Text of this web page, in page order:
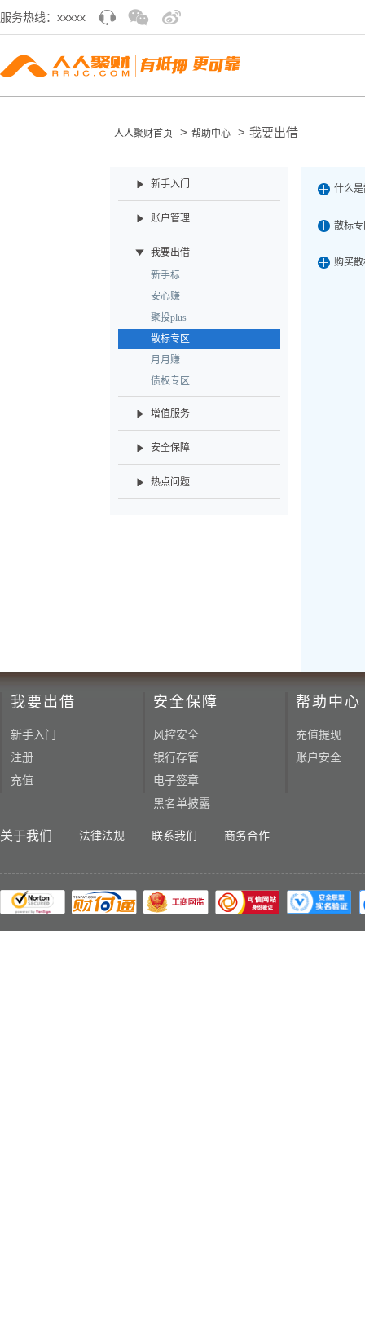
服务热线：xxxxx
人人聚财首页 > 帮助中心 > 我要出借
新手入门
账户管理
我要出借
新手标
安心赚
聚投plus
散标专区
月月赚
债权专区
增值服务
安全保障
热点问题
什么
散标
购买
我要出借
新手入门
注册
充值
安全保障
风控安全
银行存管
电子签章
黑名单披露
帮助中心
充值提现
账户安全
关于我们 法律法规 联系我们 商务合作